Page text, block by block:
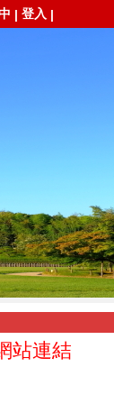
| 登入 |
站連結